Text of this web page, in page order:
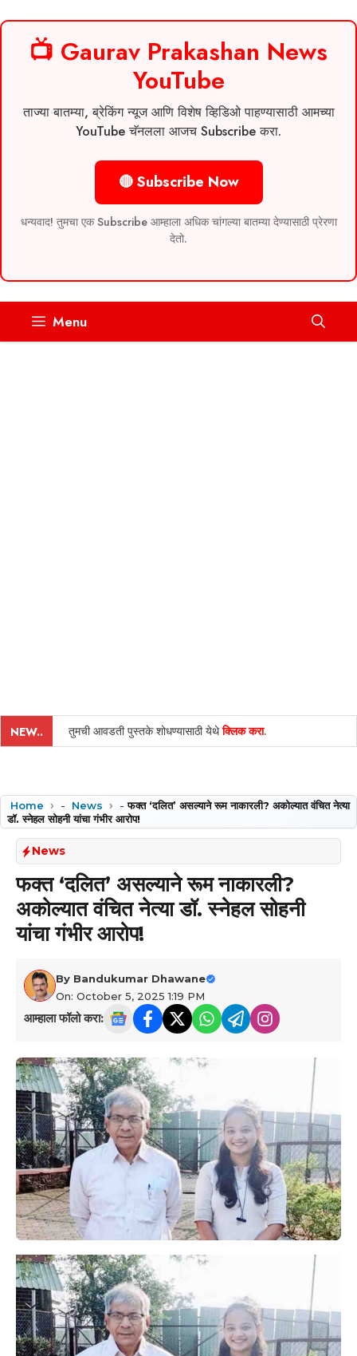
📺 Gaurav Prakashan News
YouTube
ताज्या बातम्या, ब्रेकिंग न्यूज आणि विशेष व्हिडिओ पाहण्यासाठी आमच्या
YouTube चॅनलला आजच Subscribe करा.
🔴 Subscribe Now
धन्यवाद! तुमचा एक Subscribe आम्हाला अधिक चांगल्या बातम्या देण्यासाठी प्रेरणा
देतो.
Menu
NEW.. तुमची आवडती पुस्तके शोधण्यासाठी येथेक्लिक करा.
Home - News -फक्त ‘दलित’ असल्याने रूम नाकारली? अकोल्यात वंचित नेत्या
डॉ. स्नेहल सोहनी यांचा गंभीर आरोप!
News
फक्त ‘दलित’ असल्याने रूम नाकारली?
अकोल्यात वंचित नेत्या डॉ. स्नेहल सोहनी
यांचा गंभीर आरोप!
By Bandukumar Dhawane
On: October 5, 2025 1:19 PM
आम्हाला फॉलो करा: